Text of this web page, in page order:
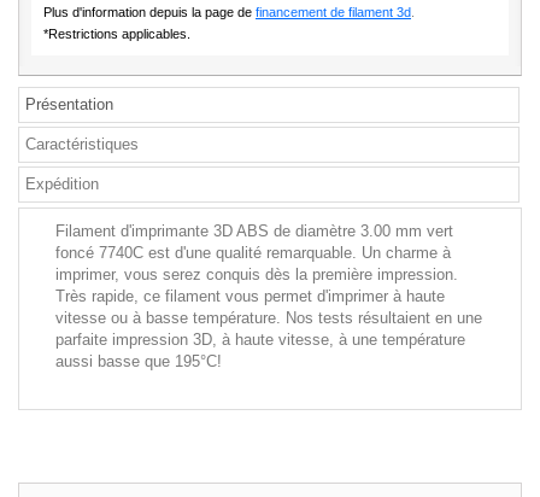
Plus d'information depuis la page de financement de filament 3d
*Restrictions applicables.
Présentation
Caractéristiques
Expédition
Filament d'imprimante 3D ABS de diamètre 3.00 mm vert
foncé 7740C est d'une qualité remarquable. Un charme à
imprimer, vous serez conquis dès la première impression.
Très rapide, ce filament vous permet d'imprimer à haute
vitesse ou à basse température. Nos tests résultaient en une
parfaite impression 3D, à haute vitesse, à une température
aussi basse que 195°C!